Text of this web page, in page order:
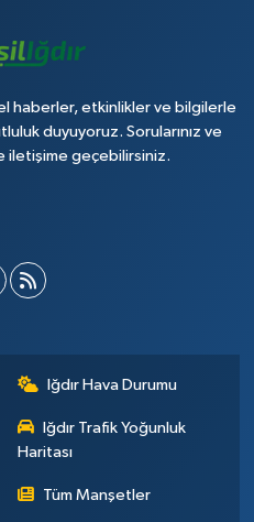
haberler, etkinlikler ve bilgilerle
duyuyoruz. Sorularınız ve
iletişime geçebilirsiniz.
Iğdır Hava Durumu
Iğdır Trafik Yoğunluk
Haritası
Tüm Manşetler